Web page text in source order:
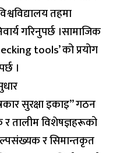
तहमा
गरिनुपर्छ ।सामाजिक
tools’ को प्रयोग
।
सुरक्षा इकाइ” गठन
र तालीम विशेषज्ञहरूको
र सिमान्तकृत